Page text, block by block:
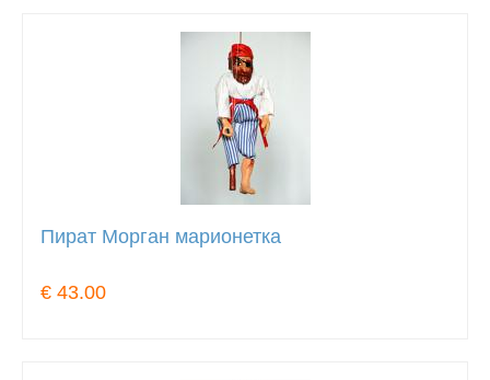
Пират Морган марионетка
€ 43.00